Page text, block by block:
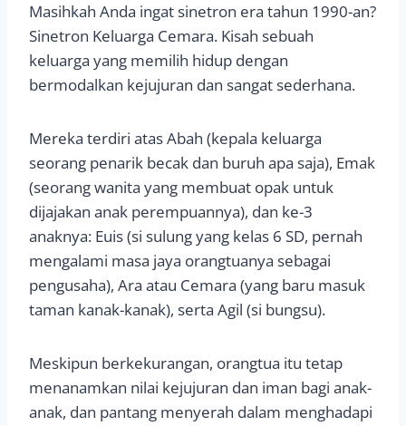
Masihkah Anda ingat sinetron era tahun 1990-an?
Sinetron Keluarga Cemara. Kisah sebuah
keluarga yang memilih hidup dengan
bermodalkan kejujuran dan sangat sederhana.
Mereka terdiri atas Abah (kepala keluarga
seorang penarik becak dan buruh apa saja), Emak
(seorang wanita yang membuat opak untuk
dijajakan anak perempuannya), dan ke-3
anaknya: Euis (si sulung yang kelas 6 SD, pernah
mengalami masa jaya orangtuanya sebagai
pengusaha), Ara atau Cemara (yang baru masuk
taman kanak-kanak), serta Agil (si bungsu).
Meskipun berkekurangan, orangtua itu tetap
menanamkan nilai kejujuran dan iman bagi anak-
anak, dan pantang menyerah dalam menghadapi